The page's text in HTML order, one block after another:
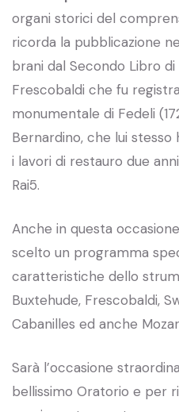
organi storici del
ricorda la pubblicazione
brani dal Secondo Libro
Frescobaldi che fu
monumentale di Fedeli
Bernardino, che lui
i lavori di restauro due
Rai5.
Anche in questa
scelto un programma
caratteristiche dello
Buxtehude, Frescobaldi,
Cabanilles ed anche
Sarà l’occasione
bellissimo Oratorio e per